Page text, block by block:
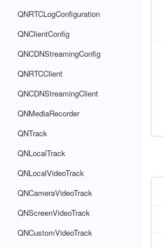
QNRTCLogConfiguration
QNClientConfig
QNCDNStreamingConfig
QNRTCClient
QNCDNStreamingClient
QNMediaRecorder
QNTrack
QNLocalTrack
QNLocalVideoTrack
QNCameraVideoTrack
QNScreenVideoTrack
QNCustomVideoTrack